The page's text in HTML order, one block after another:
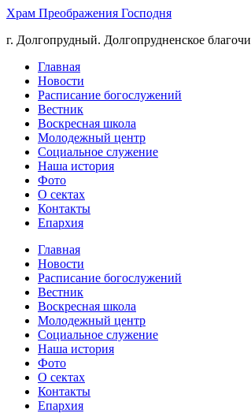
Храм Преображения Господня
г. Долгопрудный. Долгопрудненское
Главная
Новости
Расписание богослужений
Вестник
Воскресная школа
Молодежный центр
Социальное служение
Наша история
Фото
О сектах
Контакты
Епархия
Главная
Новости
Расписание богослужений
Вестник
Воскресная школа
Молодежный центр
Социальное служение
Наша история
Фото
О сектах
Контакты
Епархия